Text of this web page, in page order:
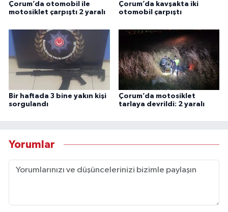
Çorum’da otomobil ile
motosiklet çarpıştı 2 yaralı
Çorum’da kavşakta iki
otomobil çarpıştı
Bir haftada 3 bine yakın kişi
sorgulandı
Çorum’da motosiklet
tarlaya devrildi: 2 yaralı
Yorumlar